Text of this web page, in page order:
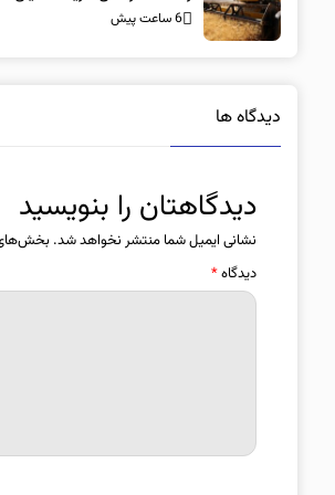
6 ساعت پیش
دیدگاه ها
دیدگاهتان را بنویسید
نشانی ایمیل شما منتشر نخواهد شد. بخش‌های
دیدگاه*